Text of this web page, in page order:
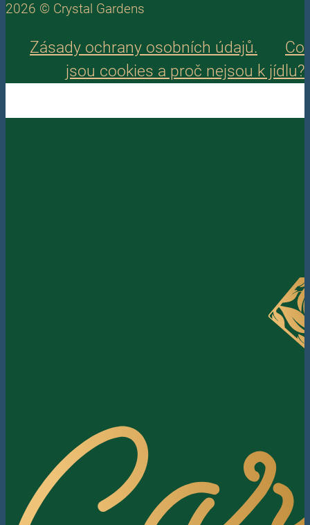
2026 © Crystal Gardens
Zásady ochrany osobních údajů.
Co
jsou cookies a proč nejsou k jídlu?